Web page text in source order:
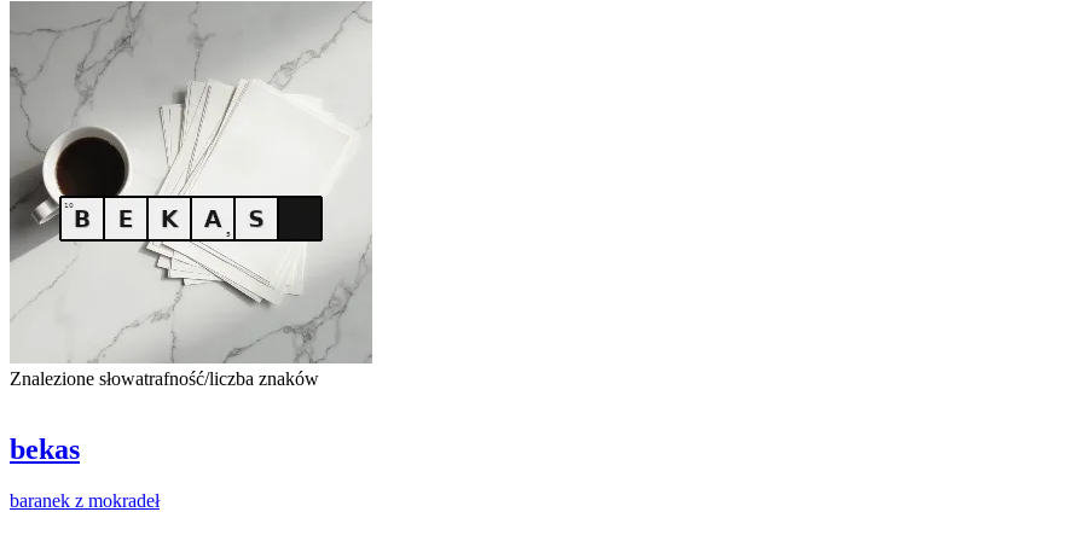
Znalezione słowatrafność/liczba znaków
bekas
baranek z mokradeł